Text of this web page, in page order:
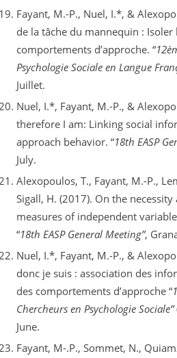
Fayant, M.-P., Nuel, I.*, &
de la tâche du mannequin : Isoler
comportements d’approche. “
Psychologie Sociale en Langue
Juillet.
Nuel, I.*, Fayant, M.-P., &
therefore I am: Linking social
approach behavior. “18th EASP
July.
Alexopoulos, T., Fayant, M.-P.,
Sigall, H. (2017). On the
measures of independent
“18th EASP General Meeting”,
Nuel, I.*, Fayant, M.-P., &
donc je suis : association des
des comportements d’approche “
Chercheurs en Psychologie Sociale”
June.
Fayant, M-.P., Sommet, N.,